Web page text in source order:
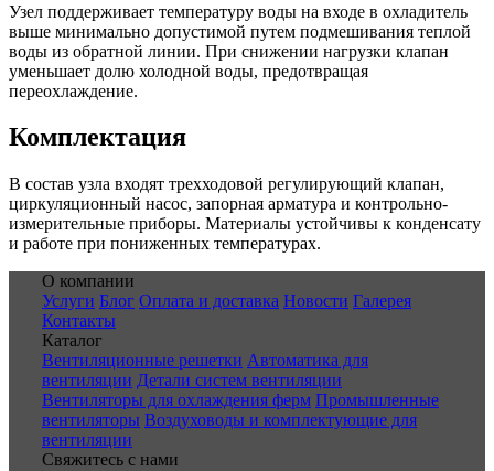
Узел поддерживает температуру воды на входе в охладитель
выше минимально допустимой путем подмешивания теплой
воды из обратной линии. При снижении нагрузки клапан
уменьшает долю холодной воды, предотвращая
переохлаждение.
Комплектация
В состав узла входят трехходовой регулирующий клапан,
циркуляционный насос, запорная арматура и контрольно-
измерительные приборы. Материалы устойчивы к конденсату
и работе при пониженных температурах.
О компании
Услуги Блог Оплата и доставка Новости Галерея
Контакты
Каталог
Вентиляционные решетки Автоматика для
вентиляции Детали систем вентиляции
Вентиляторы для охлаждения ферм Промышленные
вентиляторы Воздуховоды и комплектующие для
вентиляции
Свяжитесь с нами